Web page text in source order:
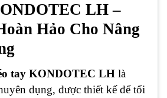
LH –
Hảo Cho Nâng
tay KONDOTEC LH là
dụng, được thiết kế để tối